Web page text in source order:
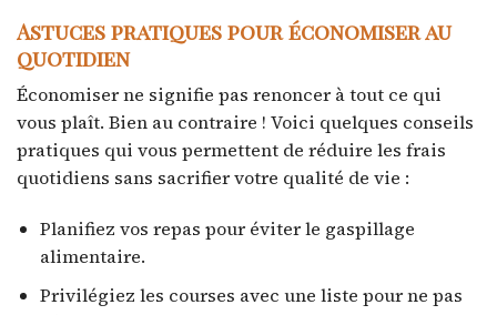
Astuces pratiques pour économiser au
quotidien
Économiser ne signifie pas renoncer à tout ce qui
vous plaît. Bien au contraire ! Voici quelques conseils
pratiques qui vous permettent de réduire les frais
quotidiens sans sacrifier votre qualité de vie :
Planifiez vos repas pour éviter le gaspillage
alimentaire.
Privilégiez les courses avec une liste pour ne pas